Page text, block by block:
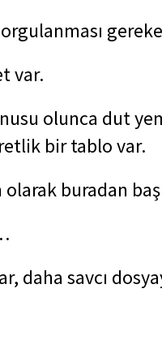
var.
olunca dut
bir tablo var.
olarak buradan
daha savcı